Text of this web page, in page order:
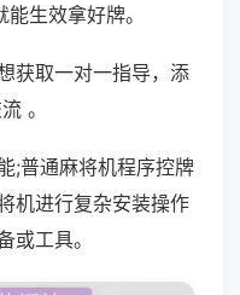
生效拿好牌。
获取一对一指导，添
。
;普通麻将机程序控牌
机进行复杂安装操作
或工具。